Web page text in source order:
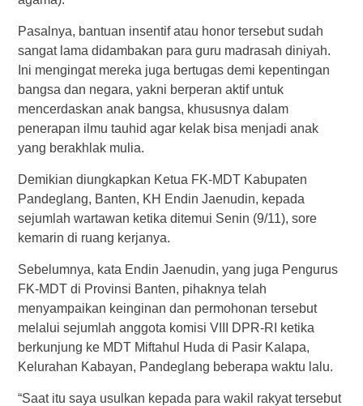
Pasalnya, bantuan insentif atau honor tersebut sudah
sangat lama didambakan para guru madrasah diniyah.
Ini mengingat mereka juga bertugas demi kepentingan
bangsa dan negara, yakni berperan aktif untuk
mencerdaskan anak bangsa, khususnya dalam
penerapan ilmu tauhid agar kelak bisa menjadi anak
yang berakhlak mulia.
Demikian diungkapkan Ketua FK-MDT Kabupaten
Pandeglang, Banten, KH Endin Jaenudin, kepada
sejumlah wartawan ketika ditemui Senin (9/11), sore
kemarin di ruang kerjanya.
Sebelumnya, kata Endin Jaenudin, yang juga Pengurus
FK-MDT di Provinsi Banten, pihaknya telah
menyampaikan keinginan dan permohonan tersebut
melalui sejumlah anggota komisi VIII DPR-RI ketika
berkunjung ke MDT Miftahul Huda di Pasir Kalapa,
Kelurahan Kabayan, Pandeglang beberapa waktu lalu.
“Saat itu saya usulkan kepada para wakil rakyat tersebut